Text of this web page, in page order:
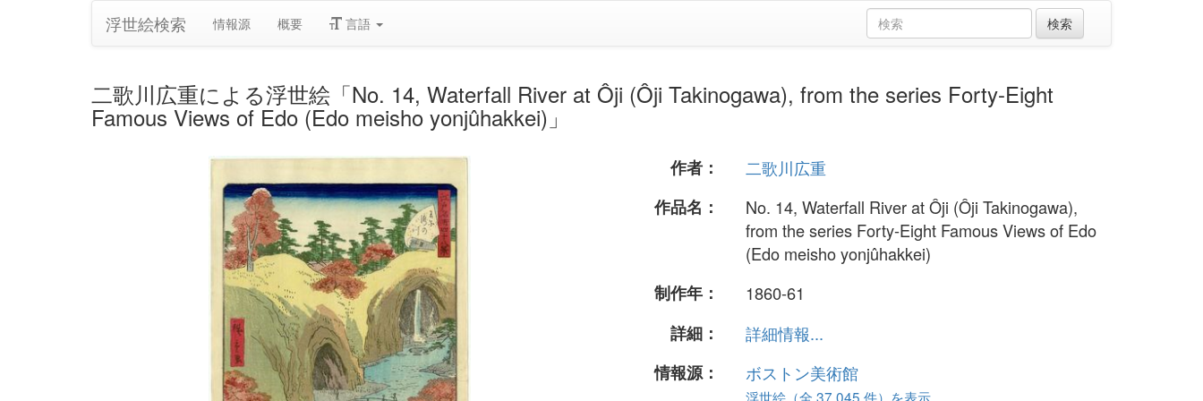
浮世絵検索 情報源 概要 言語
二歌川広重による浮世絵「No. 14, Waterfall River at Ôji (Ôji Takinogawa), from the series Forty-Eight
Famous Views of Edo (Edo meisho yonjûhakkei)」
作者：
二歌川広重
作品名：
No. 14, Waterfall River at Ôji (Ôji Takinogawa),
from the series Forty-Eight Famous Views of Edo
(Edo meisho yonjûhakkei)
制作年：
1860-61
詳細：
詳細情報...
情報源：
ボストン美術館
浮世絵（全 37,045 件）を表示...